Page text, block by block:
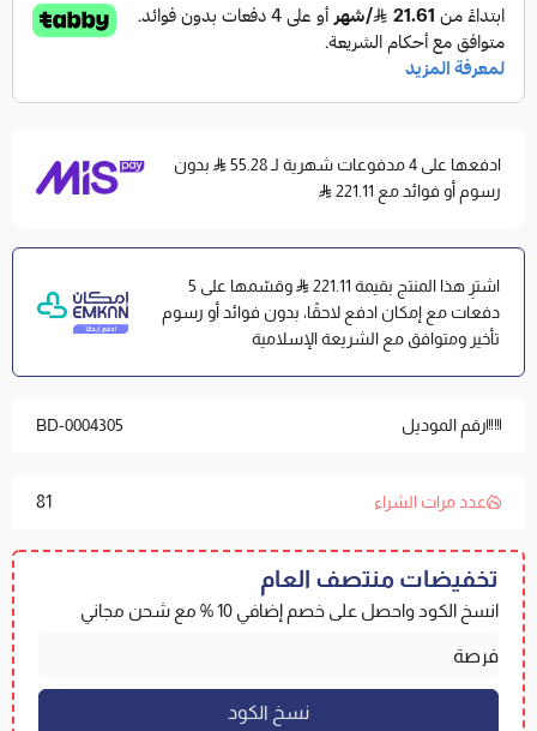
القطن بقدرة عالية على السماح بدخول الهواء مما يساعد على
التخلص من الرطوبة وإبقاء الجسم باردًا وهذا يجعلها مثالية
للأشخاص الذين يشعرون بالسخونة أثناء النوم.
مميزات مفارش القطن من مفارش العييري:
الإنكماش بعد الغسيل
حشوة اللحاف من المايكروفايبر النقي وليس معاد التصنيع
شرشف بمطاط 200*200+40سم
2 كيس مخدة 50*70+5سم
2 كيس مخدة 50*70 سم
صناعة صينية بجودة عالمية
ادفعها على 4 مدفوعات شهرية لـ 55.28
بدون
رسوم أو فوائد مع 221.11
اشترِ هذا المنتج بقيمة 221.11
وقسّمها على 5
دفعات مع إمكان ادفع لاحقًا، بدون فوائد أو رسوم
تأخير ومتوافق مع الشريعة الإسلامية
رقم الموديل BD-0004305
عدد مرات الشراء 81
تخفيضات منتصف العام
انسخ الكود واحصل على خصم إضافي 10 % مع شحن مجاني